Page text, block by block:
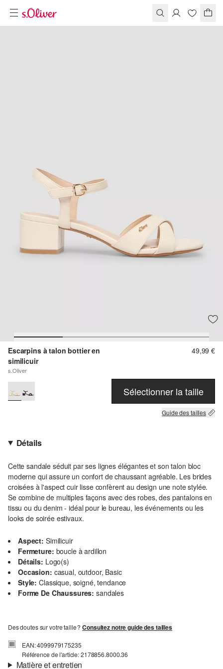
Escarpins à talon bottier en
similicuir
s.Oliver
49,99 €
Sélectionner la taille
Guide des tailles
Détails
Cette sandale séduit par ses lignes élégantes et son talon bloc
moderne qui assure un confort de chaussant agréable. Les brides
croisées à l'aspect cuir lisse confèrent au design une note stylée.
Se combine de multiples façons avec des robes, des pantalons en
tissu ou du denim - idéal pour le bureau, les événements ou les
looks de soirée estivaux.
Aspect: Similicuir
Fermeture: boucle à ardillon
Détails: Logo(s)
Occasion: casual, outdoor, Basic
Style: Classique, soigné, tendance
Forme De Chaussures: sandales
Des doutes sur votre taille ?Consultez notre guide des tailles
EAN: 4099979175235
Référence de l'article: 2178856.8000.36
Matière et entretien